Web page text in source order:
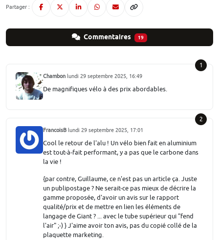
Partager :
Commentaires 19
1
Chambon lundi 29 septembre 2025, 16:49
De magnifiques vélo à des prix abordables.
2
FrancoisB lundi 29 septembre 2025, 17:01
Cool le retour de l'alu ! Un vélo bien fait en aluminium
est tout-à-fait performant, y a pas que le carbone dans
la vie !
{par contre, Guillaume, ce n'est pas un article ça. Juste
un publipostage ? Ne serait-ce pas mieux de décrire la
gamme proposée, d'avoir un avis sur le rapport
qualité/prix et de mettre en lien les éléments de
langage de Giant ? ... avec le tube supérieur qui "fend
l'air" ;-) } J'aime avoir ton avis, pas du copié collé de la
plaquette marketing.